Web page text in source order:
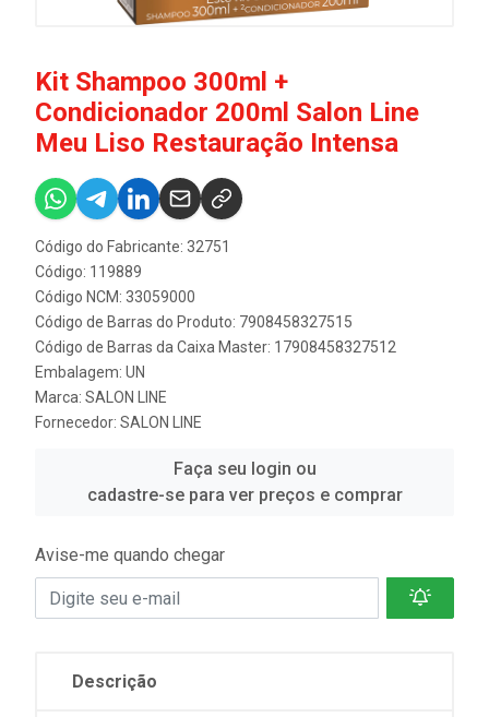
Kit Shampoo 300ml +
Condicionador 200ml Salon Line
Meu Liso Restauração Intensa
Código do Fabricante: 32751
Código: 119889
Código NCM: 33059000
Código de Barras do Produto: 7908458327515
Código de Barras da Caixa Master: 17908458327512
Embalagem: UN
Marca: SALON LINE
Fornecedor: SALON LINE
Faça seu login ou
cadastre-se para ver preços e comprar
Avise-me quando chegar
Descrição